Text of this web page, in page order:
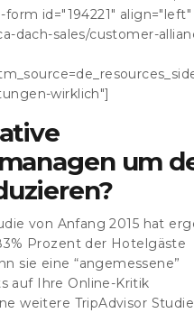
id="194221" align="left"
dach-sales/customer-
wirklich"]
um
von Anfang 2015 hat
Prozent der Hotelgäste
sie eine “angemessene”
auf Ihre Online-Kritik
weitere TripAdvisor Studie